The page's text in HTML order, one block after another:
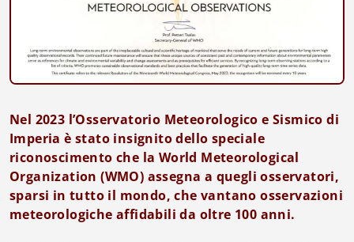
Nel 2023 l’Osservatorio Meteorologico e Sismico di
Imperia è stato insignito dello speciale
riconoscimento che la World Meteorological
Organization (WMO) assegna a quegli osservatori,
sparsi in tutto il mondo, che vantano osservazioni
meteorologiche affidabili da oltre 100 anni.